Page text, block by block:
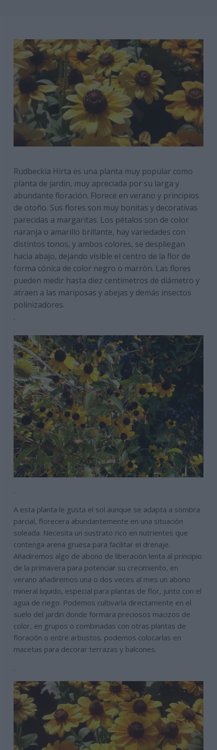
Rudbeckia Hirta es una planta muy popular como
planta de jardin, muy apreciada por su larga y
abundante floración. Florece en verano y principios
de otoño. Sus flores son muy bonitas y decorativas
parecidas a margaritas. Los pétalos son de color
naranja o amarillo brillante, hay variedades con
distintos tonos, y ambos colores, se despliegan
hacia abajo, dejando visible el centro de la flor de
forma cónica de color negro o marrón. Las flores
pueden medir hasta diez centímetros de diámetro y
atraen a las mariposas y abejas y demás insectos
polinizadores.
.
.
.
A esta planta le gusta el sol aunque se adapta a sombra
parcial, florecera abundantemente en una situación
soleada. Necesita un sustrato rico en nutrientes que
contenga arena gruesa para facilitar el drenaje.
Añadiremos algo de abono de liberación lenta al principio
de la primavera para potenciar su crecimiento, en
verano añadiremos una o dos veces al mes un abono
mineral liquido, especial para plantas de flor, junto con el
agua de riego. Podemos cultivarla directamente en el
suelo del jardin donde formara preciosos macizos de
color, en grupos o combinadas con otras plantas de
floración o entre arbustos. podemos colocarlas en
macetas para decorar terrazas y balcones.
.